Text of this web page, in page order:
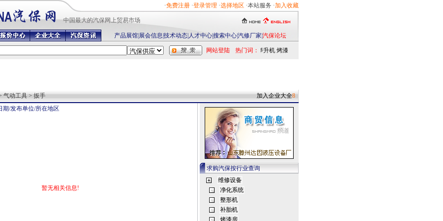
中国最
·免费注册 ·登录管理 ·选择地区 ·本站服务 ·加入收藏
大的汽保网上贸易市场
产品展馆| 展会信息 技术动态| 人才中心|搜索中心|汽修厂家 汽保论坛
网站登陆 热门词：举升机 烤漆房
气动工具 > 扳手 加入企业大全8
期/发布单位/所在地区
暂无相关信息!
求购汽保按行业查询